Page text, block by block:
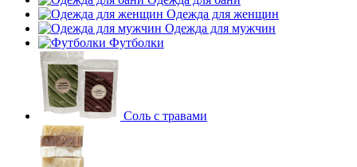
Одежда для женщин
Одежда для мужчин
Футболки
Соль с травами